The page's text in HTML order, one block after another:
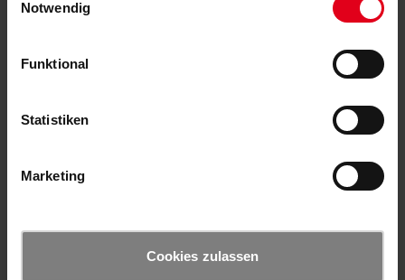
Notwendig
Funktional
Statistiken
Marketing
Cookies zulassen